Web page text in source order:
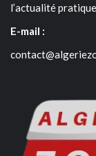
l’actualité
E-mail :